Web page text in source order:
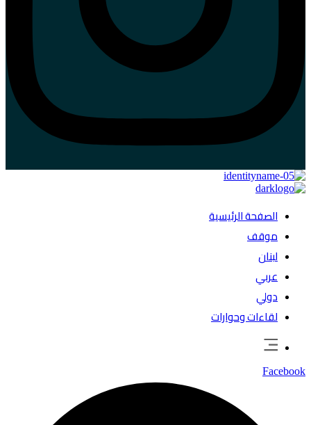
الصفحة الرئيسية
موقف
لبنان
عربي
دولي
لقاءات وحوارات
Facebook